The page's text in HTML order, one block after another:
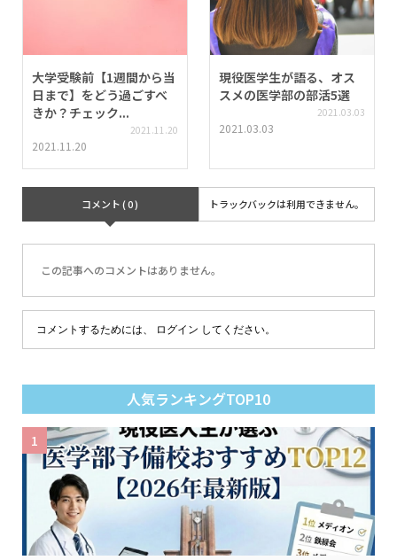
大学受験前【1週間から当
日まで】をどう過ごすべ
きか？チェック...
2021.11.20
2021.11.20
現役医学生が語る、オス
スメの医学部の部活5選
2021.03.03
2021.03.03
コメント ( 0 ) トラックバックは利用できません。
この記事へのコメントはありません。
コメントするためには、 ログイン してください。
人気ランキングTOP10
1